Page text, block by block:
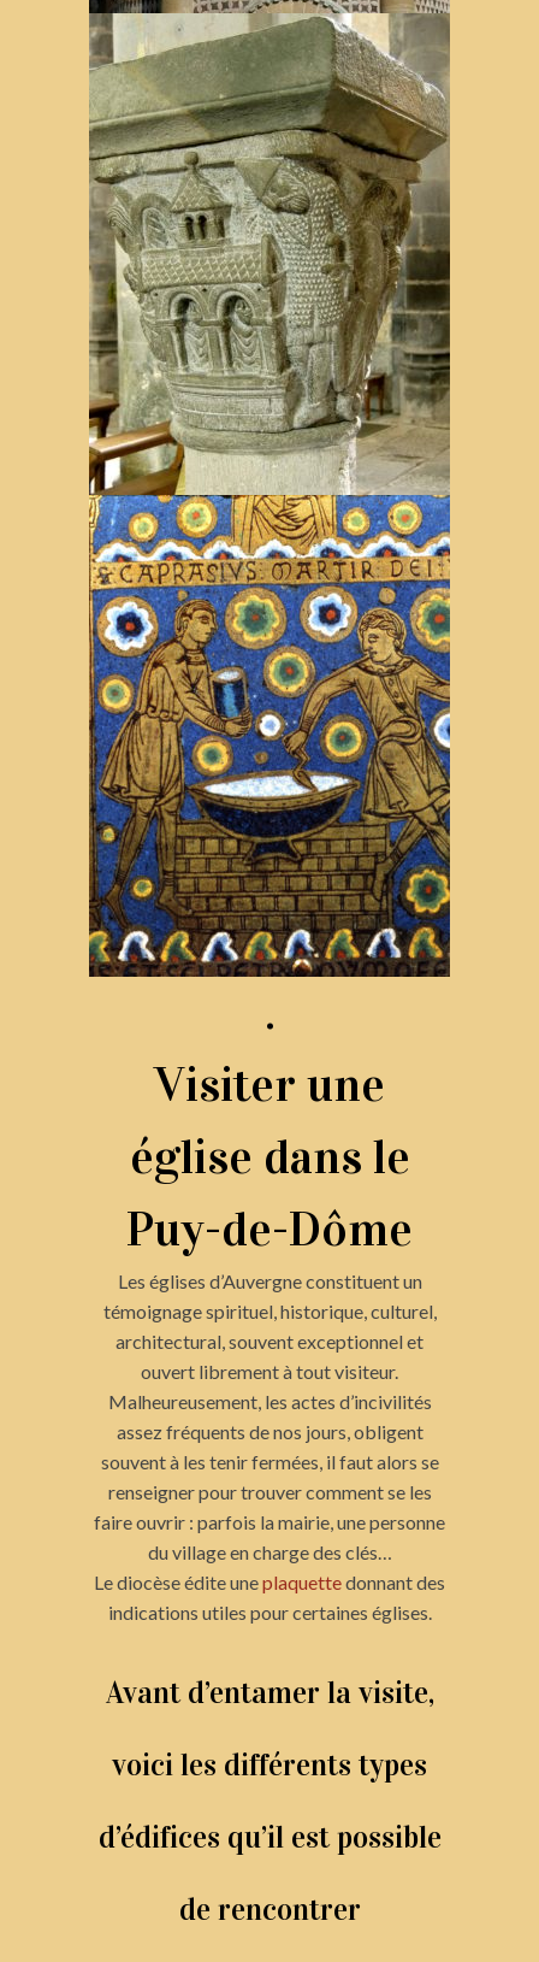
.
Visiter une
église dans le
Puy-de-Dôme
Les églises d’Auvergne constituent un
témoignage spirituel, historique, culturel,
architectural, souvent exceptionnel et
ouvert librement à tout visiteur.
Malheureusement, les actes d’incivilités
assez fréquents de nos jours, obligent
souvent à les tenir fermées, il faut alors se
renseigner pour trouver comment se les
faire ouvrir : parfois la mairie, une personne
du village en charge des clés…
Le diocèse édite uneplaquettedonnant des
indications utiles pour certaines églises.
Avant d’entamer la visite,
voici les différents types
d’édifices qu’il est possible
de rencontrer